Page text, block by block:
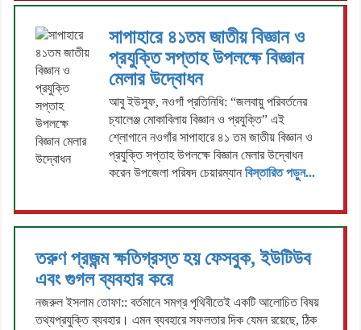
সাপাহারে ৪১তম জাতীয় বিজ্ঞান ও
প্রযুক্তি সপ্তাহ উপলক্ষে বিজ্ঞান
মেলার উদ্বোধন
আবু ইউসুফ, নওগাঁ প্রতিনিধি: “জলবায়ু পরিবর্তনের
চ্যালেঞ্জ মোকাবিলায় বিজ্ঞান ও প্রযুক্তি” এই
শ্লোগানে নওগাঁর সাপাহারে ৪১ তম জাতীয় বিজ্ঞান ও
প্রযুক্তি সপ্তাহ উপলক্ষে বিজ্ঞান মেলার উদ্বোধন
করেন উপজেলা পরিষদ চেয়ারম্যানবিস্তারিত পড়ুন...
তরুণ প্রজন্ম ক্ষতিগ্রস্ত হয় ফেসবুক, ইউটিউব
এবং গুগল ব্যবহার করে
নজরুল ইসলাম তোফা:: বর্তমানে সমগ্র পৃথিবীতেই একটি আলোচিত বিষয়
তথ্যপ্রযুক্তি ব্যবহার। এমন ব্যবহারে সফলতার দিক যেমন রয়েছে, ঠিক